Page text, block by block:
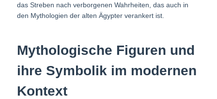
das Streben nach verborgenen Wahrheiten, das auch in
den Mythologien der alten Ägypter verankert ist.
Mythologische Figuren und
ihre Symbolik im modernen
Kontext